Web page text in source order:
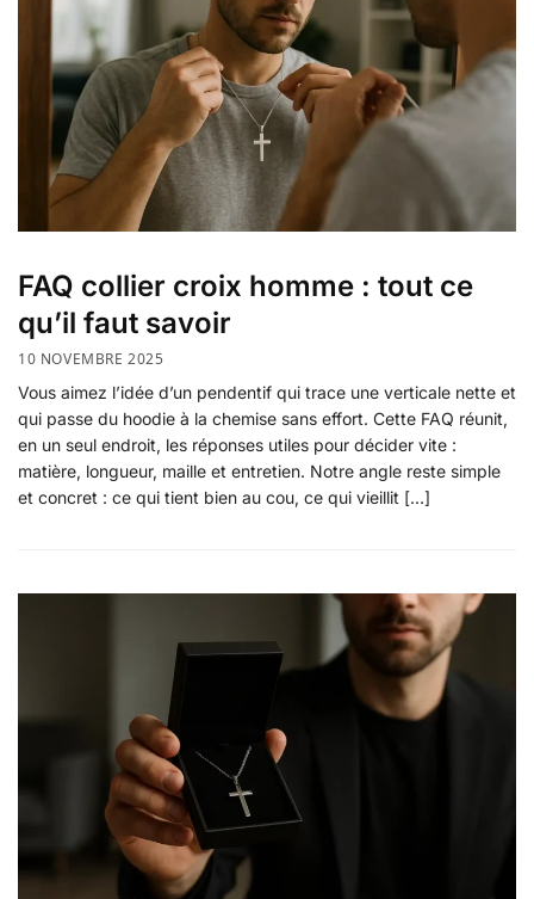
FAQ collier croix homme : tout ce
qu’il faut savoir
10 NOVEMBRE 2025
Vous aimez l’idée d’un pendentif qui trace une verticale nette et
qui passe du hoodie à la chemise sans effort. Cette FAQ réunit,
en un seul endroit, les réponses utiles pour décider vite :
matière, longueur, maille et entretien. Notre angle reste simple
et concret : ce qui tient bien au cou, ce qui vieillit […]